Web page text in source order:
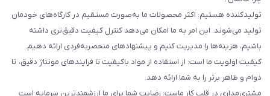
تولیدکننده هستیم: اکثر محصولات ما به‌صورت مستقیم در کارگاه‌های خودمان
تولید می‌شوند. این امر به ما امکان می‌دهد کنترل کیفیت دقیق‌تری داشته
باشیم، هزینه‌ها را مدیریت کنیم و پیشنهادهای منحصربه‌فردی ارائه دهیم.
کیفیت اولویت ما است: از استفاده از مواد باکیفیت تا فرایندهای مونتاژ دقیق، تا
دوام و ظاهر برتر را به شما ارائه دهد.
مشتری‌مداری در قلب کار ماست: رضایت شما برای ما ارزشمندترین سرمایه است